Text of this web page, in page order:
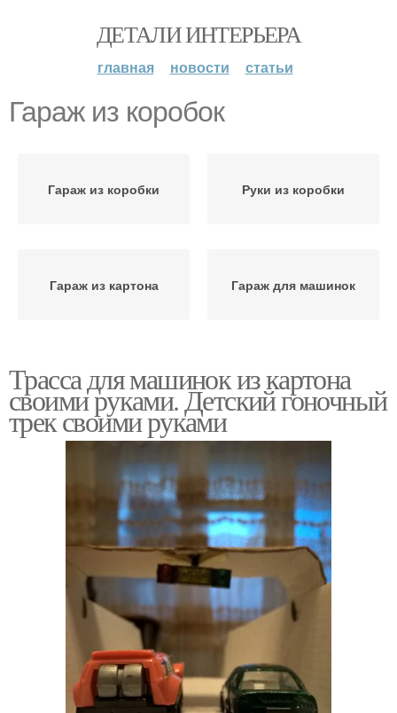
ДЕТАЛИ ИНТЕРЬЕРА
главная новости статьи
Гараж из коробок
Гараж из коробки Руки из коробки
Гараж из картона Гараж для машинок
Трасса для машинок из картона
своими руками. Детский гоночный
трек своими руками